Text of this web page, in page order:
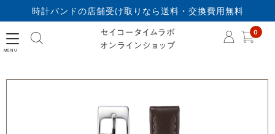
時計バンドの店舗受け取りなら送料・交換費用無料
セイコータイムラボオ
0